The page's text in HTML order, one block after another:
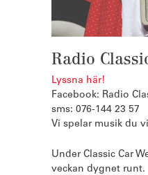
Radio
Lyssna här!
Facebook: Radio
sms: 076-144 23 57
Vi spelar musik du
Under Classic Car
veckan dygnet runt.